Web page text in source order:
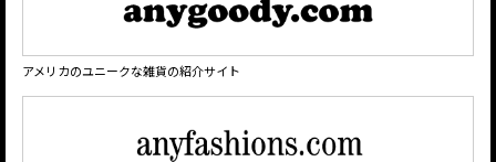
アメリカのユニークな雑貨の紹介サイト